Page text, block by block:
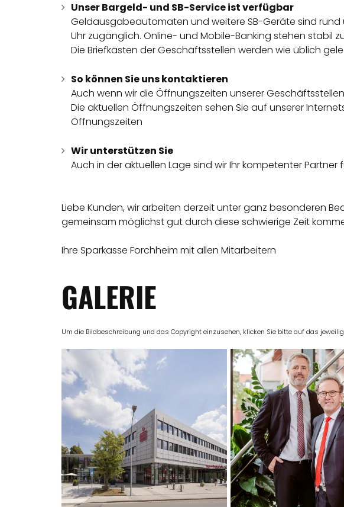
Unser Bargeld- und SB-Service ist verfügbar
Geldausgabeautomaten und weitere SB-Geräte sind rund
Uhr zugänglich. Online- und Mobile-Banking stehen stabil
Die Briefkästen der Geschäftsstellen werden wie üblich
So können Sie uns kontaktieren
Auch wenn wir die Öffnungszeiten unserer
Die aktuellen Öffnungszeiten sehen Sie auf unserer
Öffnungszeiten
Wir unterstützen Sie
Auch in der aktuellen Lage sind wir Ihr kompetenter
Liebe Kunden, wir arbeiten derzeit unter ganz besonderen
gemeinsam möglichst gut durch diese schwierige Zeit
Ihre Sparkasse Forchheim mit allen Mitarbeitern
GALERIE
Um die Bildbeschreibung und das Copyright einzusehen, klicken Sie bitte auf das